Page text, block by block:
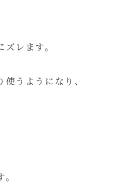
レます。
うようになり、